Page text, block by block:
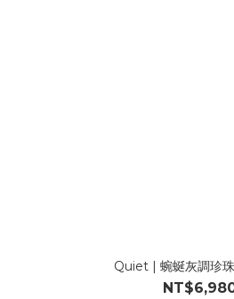
Quiet | 蜿蜒灰調珍